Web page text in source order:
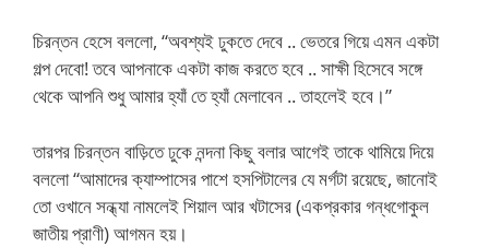
চিরন্তন হেসে বললো, “অবশ্যই ঢুকতে দেবে .. ভেতরে গিয়ে এমন একটা
গল্প দেবো! তবে আপনাকে একটা কাজ করতে হবে .. সাক্ষী হিসেবে সঙ্গে
থেকে আপনি শুধু আমার হ্যাঁ তে হ্যাঁ মেলাবেন .. তাহলেই হবে।”
তারপর চিরন্তন বাড়িতে ঢুকে নন্দনা কিছু বলার আগেই তাকে থামিয়ে দিয়ে
বললো “আমাদের ক্যাম্পাসের পাশে হসপিটালের যে মর্গটা রয়েছে, জানোই
তো ওখানে সন্ধ্যা নামলেই শিয়াল আর খটাসের (একপ্রকার গন্ধগোকুল
জাতীয় প্রাণী) আগমন হয়।